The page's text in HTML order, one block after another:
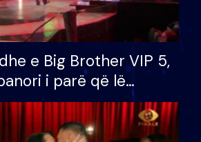
e Big Brother VIP 5,
i parë që lë
humb mundësinë për
e madh